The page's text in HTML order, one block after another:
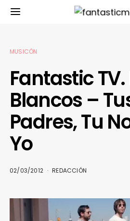
MUSICÓN
Fantastic
Blancos –
Padres, Tu
Yo
02/03/2012 REDACCIÓN